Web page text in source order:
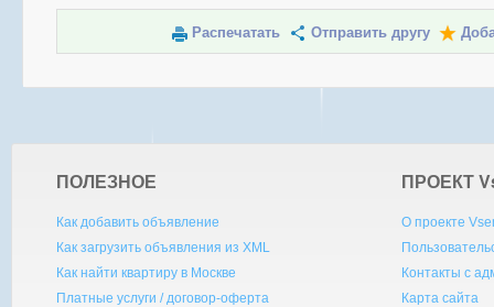
Распечатать Отправить другу
ПОЛЕЗНОЕ
Как добавить объявление
Как загрузить объявления из XML
Как найти квартиру в Москве
Платные услуги / договор-оферта
ПРОЕКТ V
О проекте
Контакты с
Карта сайта